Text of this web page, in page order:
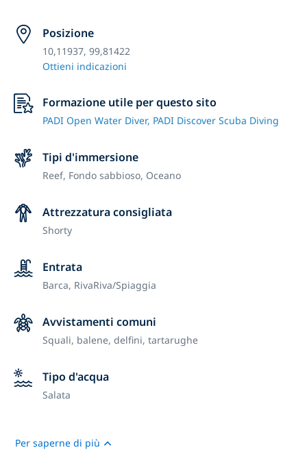
Posizione
10,11937, 99,81422
Ottieni indicazioni
Formazione utile per questo sito
PADI Open Water Diver, PADI Discover Scuba Diving
Tipi d'immersione
Reef, Fondo sabbioso, Oceano
Attrezzatura consigliata
Shorty
Entrata
Barca, RivaRiva/Spiaggia
Avvistamenti comuni
Squali, balene, delfini, tartarughe
Tipo d'acqua
Salata
Per saperne di più